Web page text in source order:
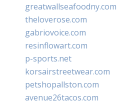
greatwallseafoodny.com
theloverose.com
gabriovoice.com
resinflowart.com
p-sports.net
korsairstreetwear.com
petshopallston.com
avenue26tacos.com